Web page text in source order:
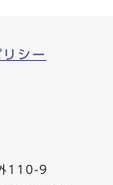
シー
110-9